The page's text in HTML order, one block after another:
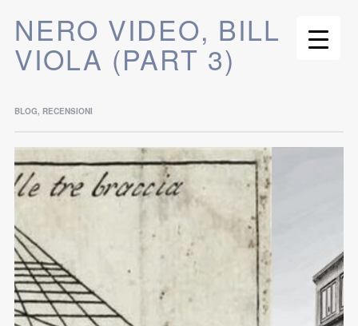
NERO VIDEO, BILL
VIOLA (PART 3)
BLOG, RECENSIONI
NERO VIDEO
IN QUESTA NUOVA
PUNTATA SUL TEMA
DELL’IMMAGINE E DEL
TEMPO, PERCORRIAMO